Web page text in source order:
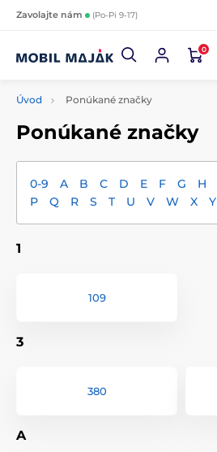
Zavolajte nám (Po-Pi 9-17)
0
Úvod Ponúkané značky
Ponúkané značky
0-9 A B C D E F G H
P
Q R S T U V W X Y
1
109
3
380
A